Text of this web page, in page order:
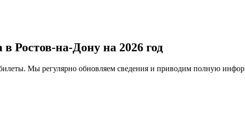
в Ростов-на-Дону на 2026 год
Мы регулярно обновляем сведения и приводим полную